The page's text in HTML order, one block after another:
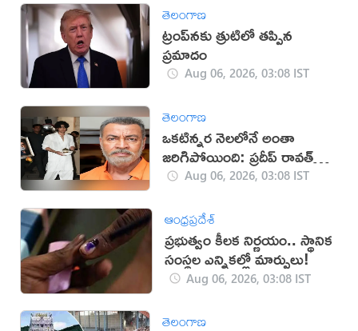
తెలంగాణ
ట్రంప్‌నకు త్రుటిలో తప్పిన
ప్రమాదం
Aug 06, 2026, 03:08 IST
తెలంగాణ
ఒకటిన్నర నెలలోనే అంతా
జరిగిపోయింది: ప్రదీప్ రావత్
కుమారుడు
Aug 06, 2026, 03:08 IST
ఆంధ్రప్రదేశ్
ప్రభుత్వం కీలక నిర్ణయం.. స్థానిక
సంస్థల ఎన్నికల్లో మార్పులు!
Aug 06, 2026, 03:08 IST
తెలంగాణ